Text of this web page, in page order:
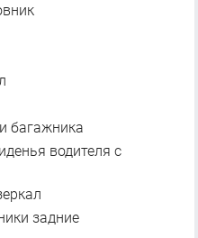
багажника
водителя с
задние